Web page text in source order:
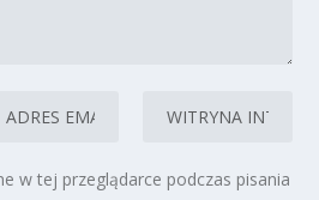
w tej przeglądarce podczas pisania